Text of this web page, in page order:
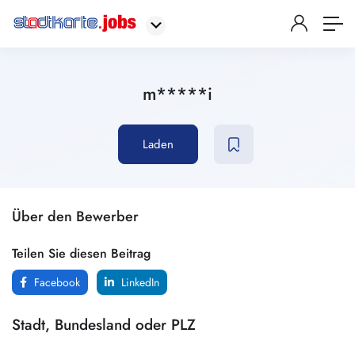
m*****i
Laden
Über den Bewerber
Teilen Sie diesen Beitrag
Facebook LinkedIn
Stadt, Bundesland oder PLZ